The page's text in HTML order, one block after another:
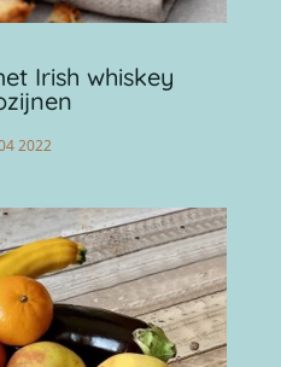
Irish whiskey
2022